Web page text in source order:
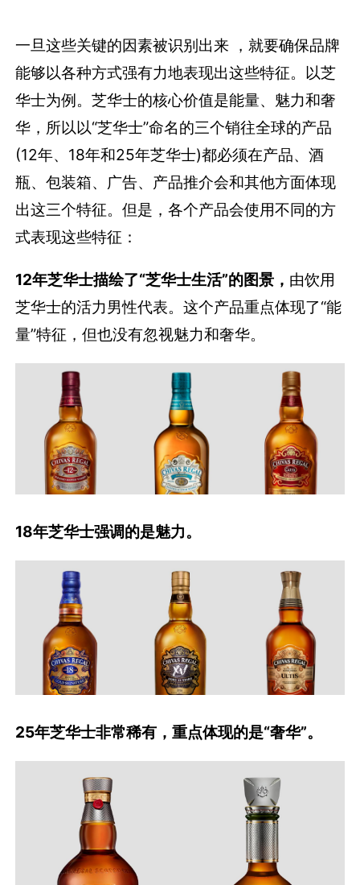
一旦这些关键的因素被识别出来 ，就要确保品牌
能够以各种方式强有力地表现出这些特征。以芝
华士为例。芝华士的核心价值是能量、魅力和奢
华，所以以“芝华士”命名的三个销往全球的产品
(12年、18年和25年芝华士)都必须在产品、酒
瓶、包装箱、广告、产品推介会和其他方面体现
出这三个特征。但是，各个产品会使用不同的方
式表现这些特征：
12年芝华士描绘了“芝华士生活”的图景， 由饮用
芝华士的活力男性代表。这个产品重点体现了“能
量”特征，但也没有忽视魅力和奢华。
18年芝华士强调的是魅力。
25年芝华士非常稀有，重点体现的是“奢华”。